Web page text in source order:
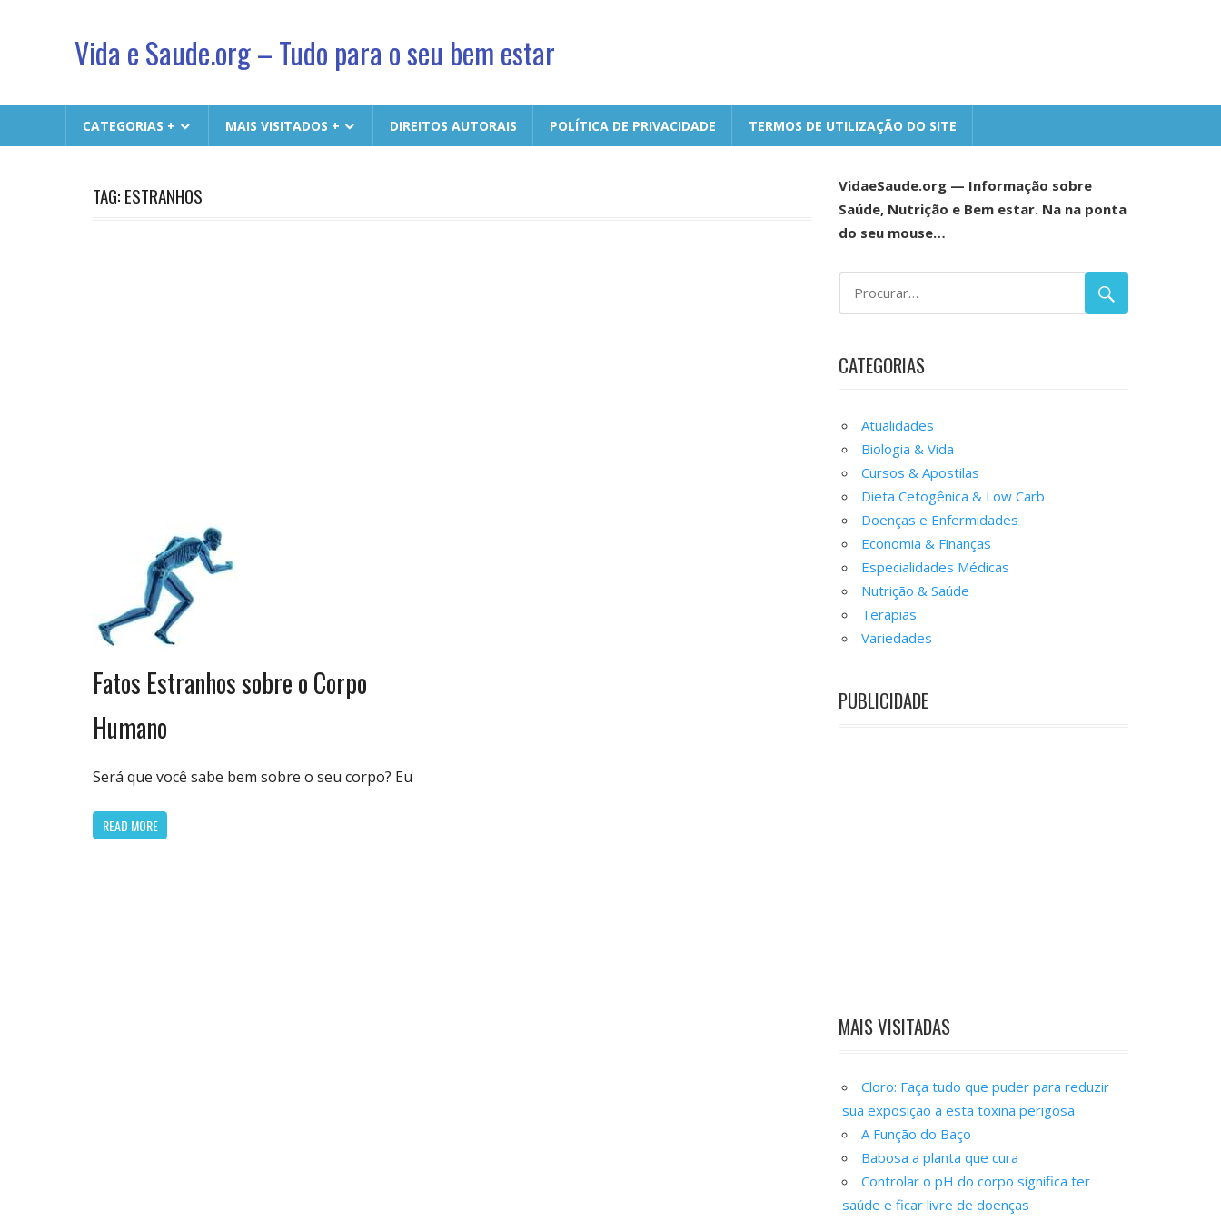
Vida e Saude.org – Tudo para o seu bem estar
novo
CATEGORIAS + MAIS VISITADOS + DIREITOS AUTORAIS POLÍTICA DE PRIVACIDADE TERMOS DE UTILIZAÇÃO DO SITE
TAG: ESTRANHOS
& Vida
Fatos Estranhos sobre o Corpo
Humano
Será que você sabe bem sobre o seu corpo? Eu
READ MORE
VidaeSaude.org — Informação sobre
Saúde, Nutrição e Bem estar. Na na ponta
do seu mouse…
CATEGORIAS
Atualidades
Biologia & Vida
Cursos & Apostilas
Dieta Cetogênica & Low Carb
Doenças e Enfermidades
Economia & Finanças
Especialidades Médicas
Nutrição & Saúde
Terapias
Variedades
PUBLICIDADE
MAIS VISITADAS
Cloro: Faça tudo que puder para reduzir
sua exposição a esta toxina perigosa
A Função do Baço
Babosa a planta que cura
Controlar o pH do corpo significa ter
saúde e ficar livre de doenças